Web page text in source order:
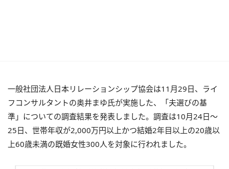
一般社団法人日本リレーションシップ協会は11月29日、ライ
フコンサルタントの奥井まゆ氏が実施した、「夫選びの基
準」についての調査結果を発表しました。調査は10月24日～
25日、世帯年収が2,000万円以上かつ結婚2年目以上の20歳以
上60歳未満の既婚女性300人を対象に行われました。